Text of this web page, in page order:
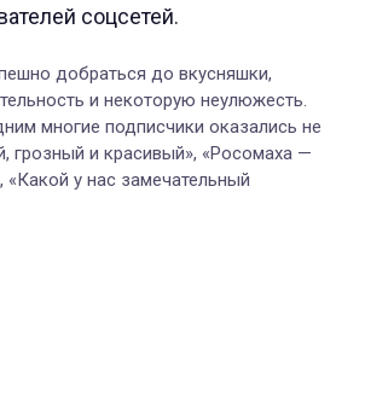
соцсетей.
добраться до вкусняшки,
и некоторую неулюжесть.
многие подписчики оказались не
грозный и красивый», «Росомаха —
«Какой у нас замечательный